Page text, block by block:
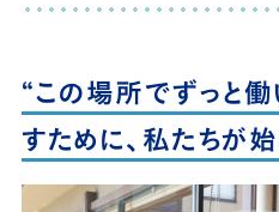
“この場所でずっと
すために、私たちが